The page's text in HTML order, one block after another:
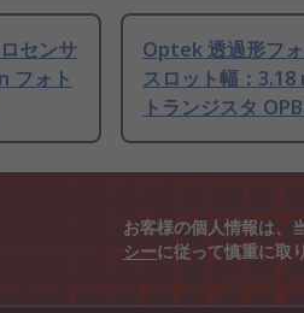
センサ
フォト
Optek 透過形フ
スロット幅：3.18
トランジスタ
お客様の個人情報は、
シーに従って慎重に取